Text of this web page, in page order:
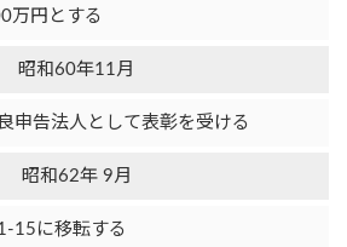
万円とする
昭和60年11月
申告法人として表彰を受ける
昭和62年 9月
15に移転する